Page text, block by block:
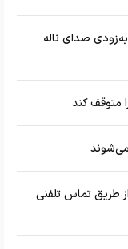
صدای ناله
متوقف کند
طریق تماس تلفنی